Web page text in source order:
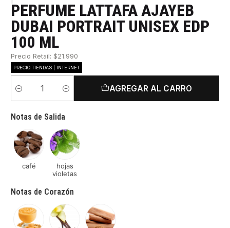
PERFUME LATTAFA AJAYEB
DUBAI PORTRAIT UNISEX EDP
100 ML
Precio Retail: $21.990
PRECIO TIENDAS | INTERNET
Cantidad
AGREGAR AL CARRO
Notas de Salida
café
hojas
violetas
Notas de Corazón